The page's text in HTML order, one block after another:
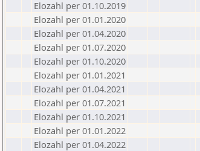
Elozahl per 01.10.2019
Elozahl per 01.01.2020
Elozahl per 01.04.2020
Elozahl per 01.07.2020
Elozahl per 01.10.2020
Elozahl per 01.01.2021
Elozahl per 01.04.2021
Elozahl per 01.07.2021
Elozahl per 01.10.2021
Elozahl per 01.01.2022
Elozahl per 01.04.2022